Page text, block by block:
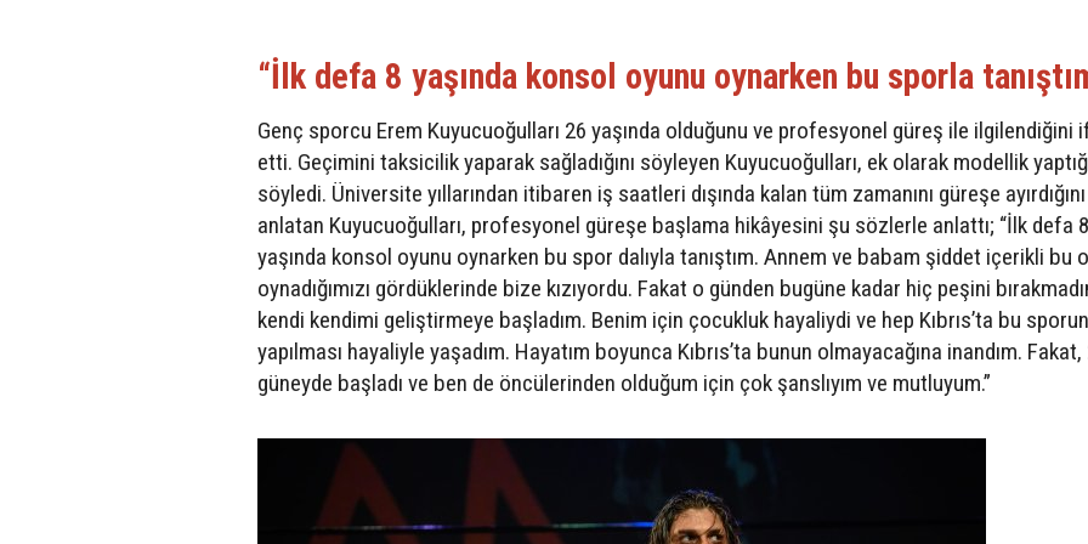
“İlk defa 8 yaşında konsol oyunu oynarken bu sporla
Genç sporcu Erem Kuyucuoğulları 26 yaşında olduğunu ve profesyonel güreş ile ilgilendiğini
etti. Geçimini taksicilik yaparak sağladığını söyleyen Kuyucuoğulları, ek olarak modellik
söyledi. Üniversite yıllarından itibaren iş saatleri dışında kalan tüm zamanını güreşe ayırdığını
anlatan Kuyucuoğulları, profesyonel güreşe başlama hikâyesini şu sözlerle anlattı; “İlk defa 8
yaşında konsol oyunu oynarken bu spor dalıyla tanıştım. Annem ve babam şiddet içerikli bu
oynadığımızı gördüklerinde bize kızıyordu. Fakat o günden bugüne kadar hiç peşini
kendi kendimi geliştirmeye başladım. Benim için çocukluk hayaliydi ve hep Kıbrıs’ta bu sporun
yapılması hayaliyle yaşadım. Hayatım boyunca Kıbrıs’ta bunun olmayacağına inandım. Fakat,
güneyde başladı ve ben de öncülerinden olduğum için çok şanslıyım ve mutluyum.”